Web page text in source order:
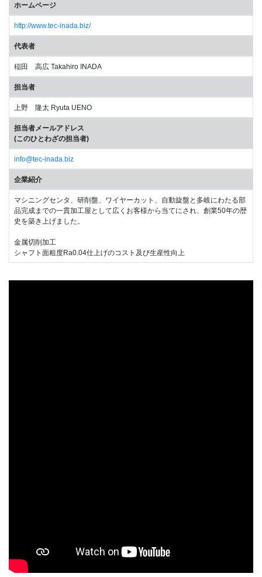
ホームページ
http://www.tec-inada.biz/
代表者
稲田 高広 Takahiro INADA
担当者
上野 隆太 Ryuta UENO
担当者メールアドレス
(このひとわざの担当者)
info@tec-inada.biz
企業紹介
マシニングセンタ、研削盤、ワイヤーカット、自動旋盤と多岐にわたる部
品完成までの一貫加工屋として広くお客様から当てにされ、創業50年の歴
史を築き上げました。
金属切削加工
シャフト面粗度Ra0.04仕上げのコスト及び生産性向上